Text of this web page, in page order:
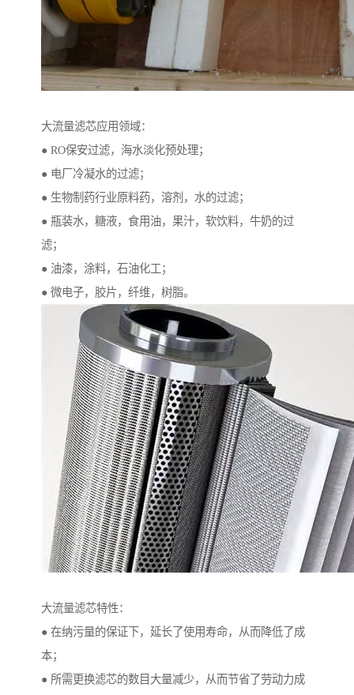
大流量滤芯应用领域：
● RO保安过滤，海水淡化预处理；
● 电厂冷凝水的过滤；
● 生物制药行业原料药，溶剂，水的过滤；
● 瓶装水，糖液，食用油，果汁，软饮料，牛奶的过
滤；
● 油漆，涂料，石油化工；
● 微电子，胶片，纤维，树脂。
大流量滤芯特性：
● 在纳污量的保证下，延长了使用寿命，从而降低了成
本；
● 所需更换滤芯的数目大量减少，从而节省了劳动力成